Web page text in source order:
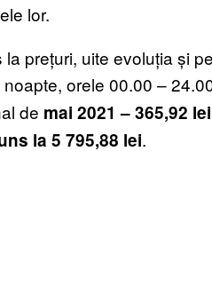
lor.
prețuri, uite evoluția și
orele 00.00 –
de mai 2021 – 365,92 lei
la 5 795,88 lei.